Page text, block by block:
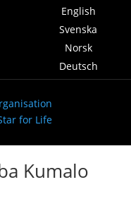
English
Svenska
Norsk
Deutsch
Kumalo